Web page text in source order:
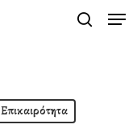
Επικαιρότητα